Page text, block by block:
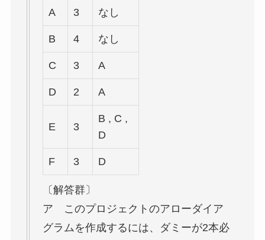
A 3 なし
B 4 なし
C 3 A
D 2 A
E 3
B , C ,
D
F 3 D
〔解答群〕
ア このプロジェクトのアローダイア
グラムを作成するには、ダミーが2本必